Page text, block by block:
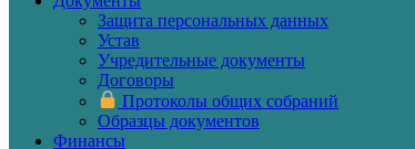
Защита персональных данных
Устав
Учредительные документы
Договоры
Протоколы общих собраний
Образцы документов
Финансы